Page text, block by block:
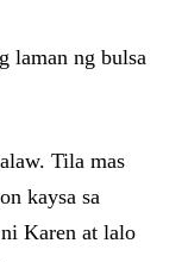
laman ng bulsa
Tila mas
kaysa sa
Karen at lalo